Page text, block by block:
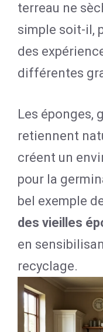
terreau ne
simple soit-il,
des
différentes
Les éponges,
retiennent
créent un
pour la
bel exemple
des vieilles
en
recyclage.